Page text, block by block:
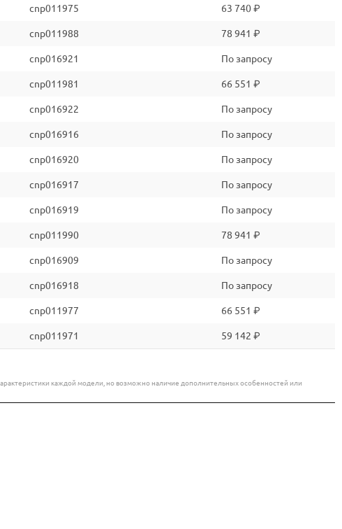
cnp011975 63 740 ₽
cnp011988 78 941 ₽
cnp016921 По запросу
cnp011981 66 551 ₽
cnp016922 По запросу
cnp016916 По запросу
cnp016920 По запросу
cnp016917 По запросу
cnp016919 По запросу
cnp011990 78 941 ₽
cnp016909 По запросу
cnp016918 По запросу
cnp011977 66 551 ₽
cnp011971 59 142 ₽
каждой модели, но возможно наличие дополнительных особенностей или